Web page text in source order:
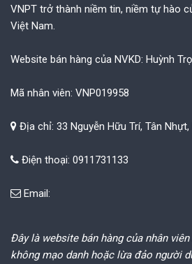
VNPT trở thành niềm tin, niềm tự hào
Việt Nam.
Website bán hàng của NVKD: Huỳnh
Mã nhân viên: VNP019958
Địa chỉ: 33 Nguyễn Hữu Trí, Tân Nhựt,
Điện thoại: 0911731133
Email:
Đây là website bán hàng của nhân
không mạo danh hoặc lừa đảo người